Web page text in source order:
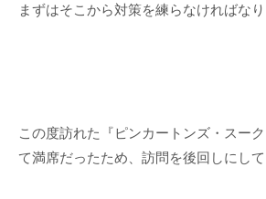
まずはそこから対策を練らなければな
この度訪れた『ピンカートンズ・スー
て満席だったため、訪問を後回しにして